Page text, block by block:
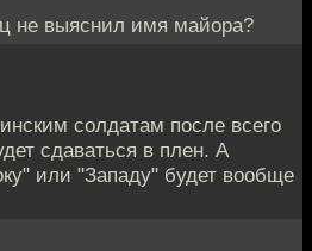
не выяснил имя майора?
солдатам после всего
сдаваться в плен. А
или "Западу" будет вообще